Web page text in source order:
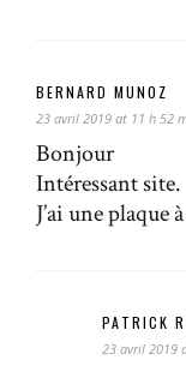
BERNARD MUNOZ
23 avril 2019 at 11 h 52
Bonjour
Intéressant site.
J’ai une plaque
PATRICK
23 avril 2019